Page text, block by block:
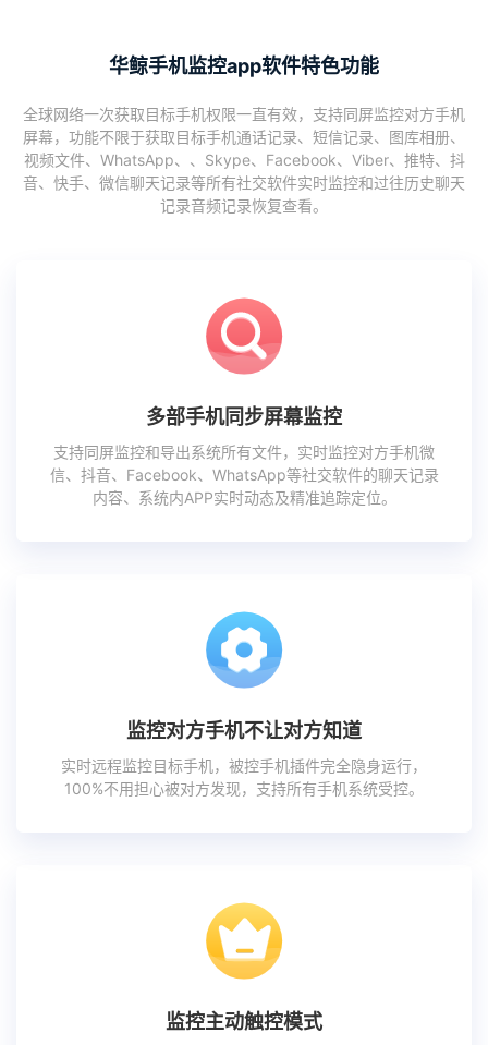
华鲸手机监控app软件特色功能
全球网络一次获取目标手机权限一直有效，支持同屏监控对方手机
屏幕，功能不限于获取目标手机通话记录、短信记录、图库相册、
视频文件、WhatsApp、、Skype、Facebook、Viber、推特、抖
音、快手、微信聊天记录等所有社交软件实时监控和过往历史聊天
记录音频记录恢复查看。
多部手机同步屏幕监控
支持同屏监控和导出系统所有文件，实时监控对方手机微
信、抖音、Facebook、WhatsApp等社交软件的聊天记录
内容、系统内APP实时动态及精准追踪定位。
监控对方手机不让对方知道
实时远程监控目标手机，被控手机插件完全隐身运行，
100%不用担心被对方发现，支持所有手机系统受控。
监控主动触控模式